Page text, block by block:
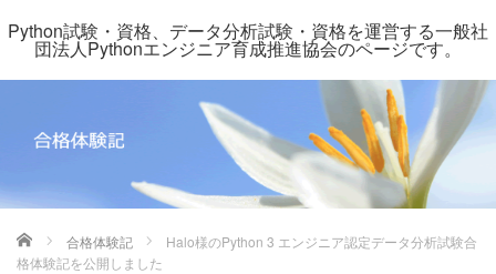
Python試験・資格、データ分析試験・資格を運営する一般社
団法人Pythonエンジニア育成推進協会のページです。
ホーム 合格体験記
Halo様のPython 3 エンジニア認定データ分析試験合
格体験記を公開しました